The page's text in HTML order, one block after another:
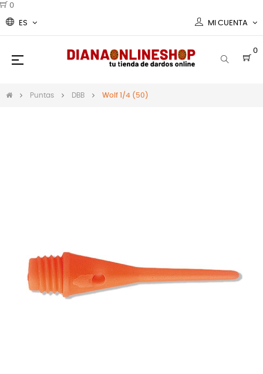
0
ES MI CUENTA
0
Navegación
☰
Puntas DBB Wolf 1/4 (50)